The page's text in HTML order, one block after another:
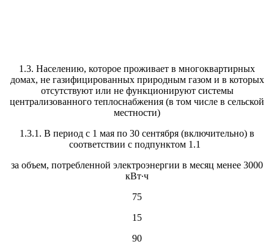
1.3. Населению, которое проживает в многоквартирных
домах, не газифицированных природным газом и в которых
отсутствуют или не функционируют системы
централизованного теплоснабжения (в том числе в сельской
местности)
1.3.1. В период с 1 мая по 30 сентября (включительно) в
соответствии с подпунктом 1.1
за объем, потребленной электроэнергии в месяц менее 3000
кВт·ч
75
15
90